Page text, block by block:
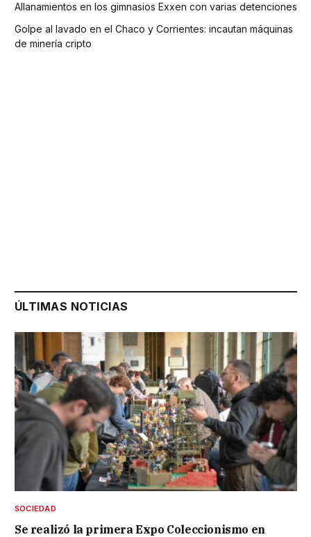
Allanamientos en los gimnasios Exxen con varias detenciones
Golpe al lavado en el Chaco y Corrientes: incautan máquinas
de minería cripto
ÚLTIMAS NOTICIAS
SOCIEDAD
Se realizó la primera Expo Coleccionismo en